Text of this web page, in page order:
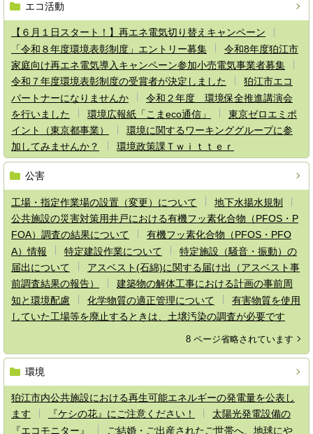
エコ活動
【６月１日スタート！】再エネ電気切り替えキャンペーン
「令和８年度環境表彰制度」エントリー募集
令和8年度狛江市
家庭向け再エネ電気導入キャンペーン参加小売電気事業者募集
令和７年度環境表彰制度の受賞者が決定しました
狛江市エコ
パートナーになりませんか
令和２年度 環境保全推進講演会
を行いました
環境広報紙「こまeco通信」
東京ゼロエミポ
イント（東京都事業）
環境に関するワーキンググループに参
加してみませんか？
環境政策課Ｔｗｉｔｔｅｒ
公害
工場・指定作業場の設置（変更）について
地下水揚水規制
公共施設の災害対策用井戸における有機フッ素化合物（PFOS・P
FOA）調査の結果について
有機フッ素化合物（PFOS・PFO
A）情報
特定建設作業について
特定施設（騒音・振動）の
届出について
アスベスト(石綿)に関する届け出（アスベスト事
前調査結果の報告）
建築物の解体工事における計画の事前周
知と環境配慮
化学物質の適正管理について
有害物質を使用
していた工場等を廃止するときは、土壌汚染の調査が必要です
8 ページ省略されています
環境
狛江市内公共施設における再生可能エネルギーの発電量を公表し
ます
『ケシの花』にご注意ください！
太陽光発電設備の
『エコモニター』
ご結婚・ご出産されたご世帯へ、地球にや